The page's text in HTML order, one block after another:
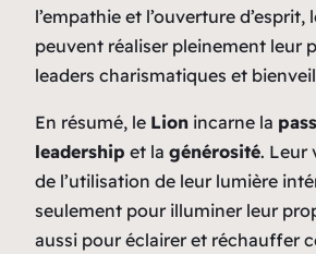
l’empathie et l’ouverture d’esprit,
peuvent réaliser pleinement leur
leaders charismatiques et
En résumé, le Lion incarne la
leadership et la générosité. Leur
de l’utilisation de leur lumière
seulement pour illuminer leur
aussi pour éclairer et réchauffer